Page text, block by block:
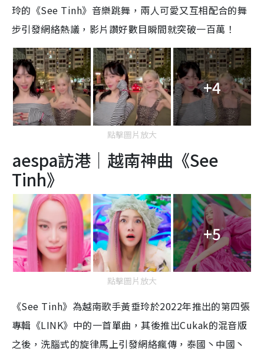
玲的《See Tinh》音樂跳舞，兩人可愛又互相配合的舞
步引發網絡熱議，影片讚好數目瞬間就突破一百萬！
+4
點擊圖片放大
aespa訪港｜越南神曲《See
Tinh》
+5
點擊圖片放大
《See Tinh》為越南歌手黃垂玲於2022年推出的第四張
專輯《LINK》中的一首單曲，其後推出Cukak的混音版
之後，洗腦式的旋律馬上引發網絡瘋傳，泰國丶中國丶